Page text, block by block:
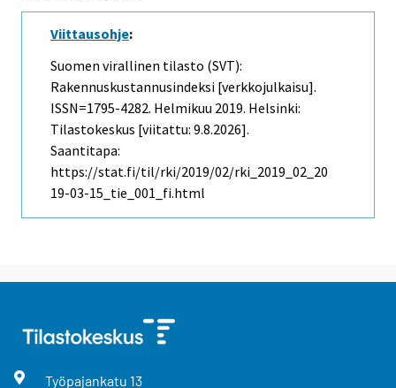
Viittausohje:
Suomen virallinen tilasto (SVT):
Rakennuskustannusindeksi [verkkojulkaisu].
ISSN=1795-4282. Helmikuu 2019. Helsinki:
Tilastokeskus [viitattu: 9.8.2026].
Saantitapa:
https://stat.fi/til/rki/2019/02/rki_2019_02_20
19-03-15_tie_001_fi.html
Työpajankatu 13